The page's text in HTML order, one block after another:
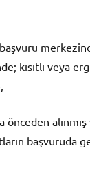
kısıtlı veya
önceden
başvuruda